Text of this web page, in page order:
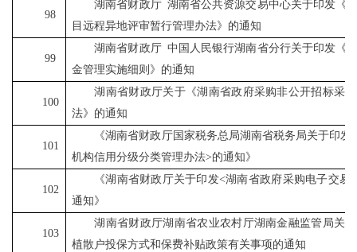
98
湖南省财政厅 湖南省公共资源交易中心关于印发《
目远程异地评审暂行管理办法》的通知
99
湖南省财政厅 中国人民银行湖南省分行关于印发《
金管理实施细则》的通知
100
湖南省财政厅关于《湖南省政府采购非公开招标采
法》的通知
101
《湖南省财政厅国家税务总局湖南省税务局关于印发
机构信用分级分类管理办法>的通知》
102
《湖南省财政厅关于印发<湖南省政府采购电子交易
通知》
103
湖南省财政厅湖南省农业农村厅湖南金融监管局关
植散户投保方式和保费补贴政策有关事项的通知